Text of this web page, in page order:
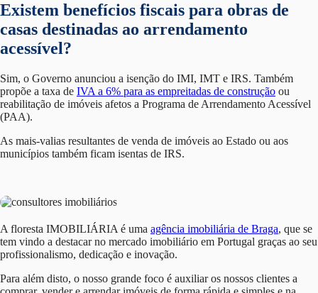
Existem benefícios fiscais para obras de
casas destinadas ao arrendamento
acessível?
Sim, o Governo anunciou a isenção do IMI, IMT e IRS. Também
propõe a taxa de IVA a 6% para as empreitadas de construção ou
reabilitação de imóveis afetos a Programa de Arrendamento Acessível
(PAA).
As mais-valias resultantes de venda de imóveis ao Estado ou aos
municípios também ficam isentas de IRS.
A floresta IMOBILIÁRIA é uma agência imobiliária de Braga, que se
tem vindo a destacar no mercado imobiliário em Portugal graças ao seu
profissionalismo, dedicação e inovação.
Para além disto, o nosso grande foco é auxiliar os nossos clientes a